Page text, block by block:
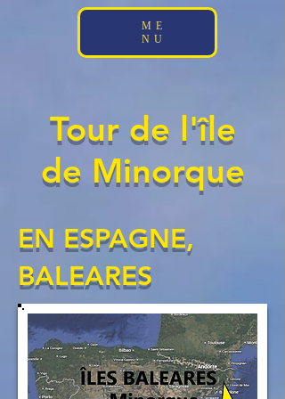
ME
NU
Tour de l'île
de Minorque
EN ESPAGNE,
BALEARES